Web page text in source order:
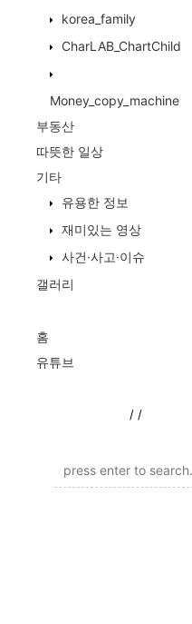
korea_family
CharLAB_ChartChild
Money_copy_machine
부동산
따뜻한 일상
기타
유용한 정보
재미있는 영상
사건·사고·이슈
갤러리
홈
유튜브
/ /